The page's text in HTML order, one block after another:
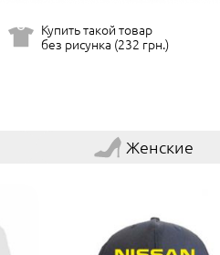
Купить такой товар
без рисунка (232 грн.)
Женские